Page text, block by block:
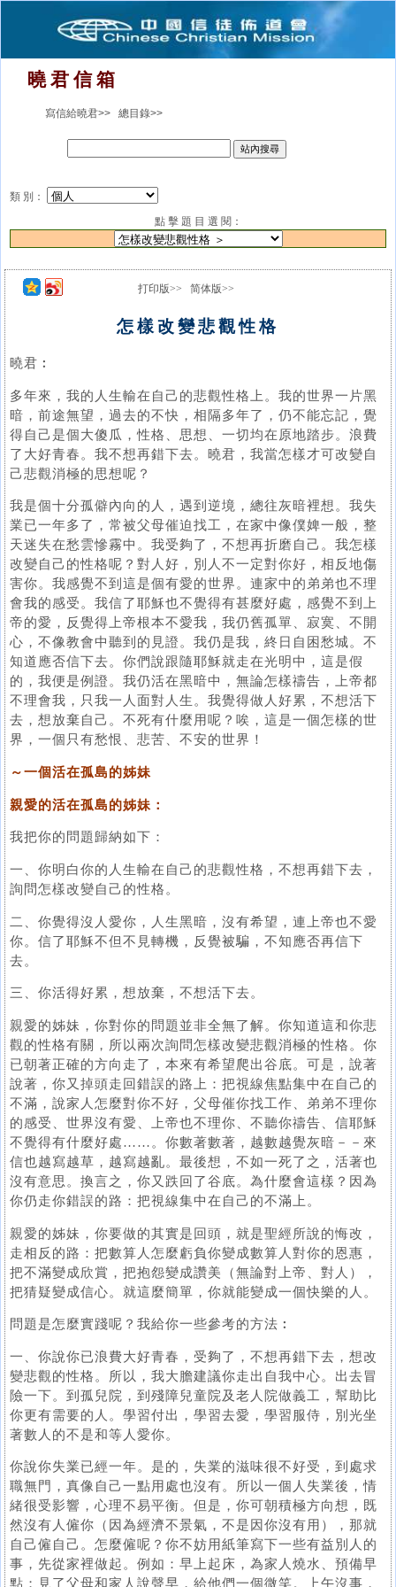
曉 君 信 箱
寫信給曉君>> 總目錄>>
類 別：
點 擊 題 目 選 閱：
打印版>> 简体版>>
怎樣改變悲觀性格
曉君︰
多年來，我的人生輸在自己的悲觀性格上。我的世界一片黑
暗，前途無望，過去的不快，相隔多年了，仍不能忘記，覺
得自己是個大傻瓜，性格、思想、一切均在原地踏步。浪費
了大好青春。我不想再錯下去。曉君，我當怎樣才可改變自
己悲觀消極的思想呢？
我是個十分孤僻內向的人，遇到逆境，總往灰暗裡想。我失
業已一年多了，常被父母催迫找工，在家中像僕婢一般，整
天迷失在愁雲慘霧中。我受夠了，不想再折磨自己。我怎樣
改變自己的性格呢？對人好，別人不一定對你好，相反地傷
害你。我感覺不到這是個有愛的世界。連家中的弟弟也不理
會我的感受。我信了耶穌也不覺得有甚麼好處，感覺不到上
帝的愛，反覺得上帝根本不愛我，我仍舊孤單、寂寞、不開
心，不像教會中聽到的見證。我仍是我，終日自困愁城。不
知道應否信下去。你們說跟隨耶穌就走在光明中，這是假
的，我便是例證。我仍活在黑暗中，無論怎樣禱告，上帝都
不理會我，只我一人面對人生。我覺得做人好累，不想活下
去，想放棄自己。不死有什麼用呢？唉，這是一個怎樣的世
界，一個只有愁恨、悲苦、不安的世界！
～一個活在孤島的姊妹
親愛的活在孤島的姊妹：
我把你的問題歸納如下：
一、你明白你的人生輸在自己的悲觀性格，不想再錯下去，
詢問怎樣改變自己的性格。
二、你覺得沒人愛你，人生黑暗，沒有希望，連上帝也不愛
你。信了耶穌不但不見轉機，反覺被騙，不知應否再信下
去。
三、你活得好累，想放棄，不想活下去。
親愛的姊妹，你對你的問題並非全無了解。你知道這和你悲
觀的性格有關，所以兩次詢問怎樣改變悲觀消極的性格。你
已朝著正確的方向走了，本來有希望爬出谷底。可是，說著
說著，你又掉頭走回錯誤的路上：把視線焦點集中在自己的
不滿，說家人怎麼對你不好，父母催你找工作、弟弟不理你
的感受、世界沒有愛、上帝也不理你、不聽你禱告、信耶穌
不覺得有什麼好處……。你數著數著，越數越覺灰暗－－來
信也越寫越草，越寫越亂。最後想，不如一死了之，活著也
沒有意思。換言之，你又跌回了谷底。為什麼會這樣？因為
你仍走你錯誤的路：把視線集中在自己的不滿上。
親愛的姊妹，你要做的其實是回頭，就是聖經所說的悔改，
走相反的路：把數算人怎麼虧負你變成數算人對你的恩惠，
把不滿變成欣賞，把抱怨變成讚美（無論對上帝、對人），
把猜疑變成信心。就這麼簡單，你就能變成一個快樂的人。
問題是怎麼實踐呢？我給你一些參考的方法︰
一、你說你已浪費大好青春，受夠了，不想再錯下去，想改
變悲觀的性格。所以，我大膽建議你走出自我中心。出去冒
險一下。到孤兒院，到殘障兒童院及老人院做義工，幫助比
你更有需要的人。學習付出，學習去愛，學習服侍，別光坐
著數人的不是和等人愛你。
你說你失業已經一年。是的，失業的滋味很不好受，到處求
職無門，真像自己一點用處也沒有。所以一個人失業後，情
緒很受影響，心理不易平衡。但是，你可朝積極方向想，既
然沒有人僱你（因為經濟不景氣，不是因你沒有用），那就
自己僱自己。怎麼僱呢？你不妨用紙筆寫下一些有益別人的
事，先從家裡做起。例如：早上起床，為家人燒水、預備早
點；見了父母和家人說聲早，給他們一個微笑。上午沒事，